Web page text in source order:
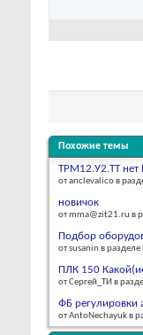
Похожие темы
ТРМ12.У2.ТТ нет
от anclevalico в
новичок
от mma@zit21.ru в
Подбор
от susanin в
ПЛК 150
от Сергей_ТИ в
ФБ регулировки
от AntoNechayuk в